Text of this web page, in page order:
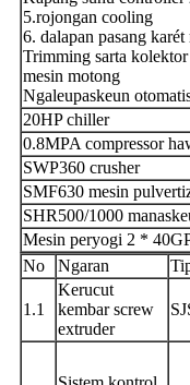
5.rojongan cooling
6. dalapan pasang
Trimming sarta
mesin motong
Ngaleupaskeun
20HP chiller
0.8MPA compressor
SWP360 crusher
SMF630 mesin
SHR500/1000
Mesin peryogi 2 *
No
Ngaran
1.1
Kerucut
kembar screw
extruder